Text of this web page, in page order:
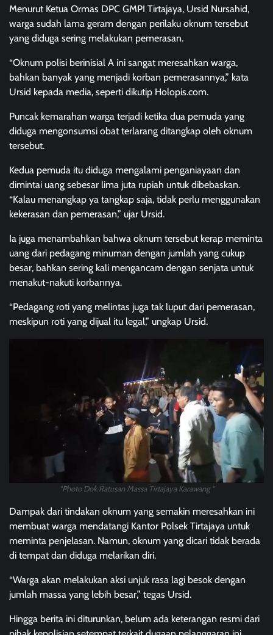
Menurut Ketua Ormas DPC GMPI Tirtajaya, Ursid Nursahid,
warga sudah lama geram dengan perilaku oknum tersebut
yang diduga sering melakukan pemerasan.
“Oknum polisi berinisial A ini sangat meresahkan warga,
bahkan banyak yang menjadi korban pemerasannya,” kata
Ursid kepada media, seperti dikutip Holopis.com.
Puncak kemarahan warga terjadi ketika dua pemuda yang
diduga mengonsumsi obat terlarang ditangkap oleh oknum
tersebut.
Kedua pemuda itu diduga mengalami penganiayaan dan
dimintai uang sebesar lima juta rupiah untuk dibebaskan.
“Kalau menangkap ya tangkap saja, tidak perlu menggunakan
kekerasan dan pemerasan,” ujar Ursid.
Ia juga menambahkan bahwa oknum tersebut kerap meminta
uang dari pedagang minuman dengan jumlah yang cukup
besar, bahkan sering kali mengancam dengan senjata untuk
menakut-nakuti korbannya.
“Pedagang roti yang melintas juga tak luput dari pemerasan,
meskipun roti yang dijual itu legal,” ungkap Ursid.
“Photo Dok.Ratusan Massa Tirtajaya Karawang “
Dampak dari tindakan oknum yang semakin meresahkan ini
membuat warga mendatangi Kantor Polsek Tirtajaya untuk
meminta penjelasan. Namun, oknum yang dicari tidak berada
di tempat dan diduga melarikan diri.
“Warga akan melakukan aksi unjuk rasa lagi besok dengan
jumlah massa yang lebih besar,” tegas Ursid.
Hingga berita ini diturunkan, belum ada keterangan resmi dari